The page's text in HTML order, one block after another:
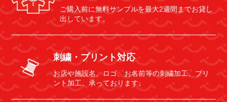
ご購入前に無料サンプルを最大2週間までお貸し
出しています。
刺繍・プリント対応
お店や施設名、ロゴ、お名前等の刺繍加工、プリ
ント加工、承っております。